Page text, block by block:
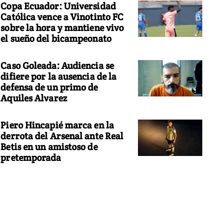
Copa Ecuador: Universidad
Católica vence a Vinotinto FC
sobre la hora y mantiene vivo
el sueño del bicampeonato
Caso Goleada: Audiencia se
difiere por la ausencia de la
defensa de un primo de
Aquiles Alvarez
Piero Hincapié marca en la
derrota del Arsenal ante Real
Betis en un amistoso de
pretemporada